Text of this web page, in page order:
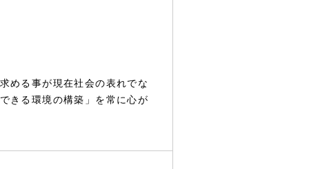
める事が現在社会の表れでな
きる環境の構築」を常に心が